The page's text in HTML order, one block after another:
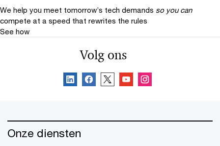
We help you meet tomorrow’s tech demands so you can
compete at a speed that rewrites the rules
See how
Volg ons
Onze diensten